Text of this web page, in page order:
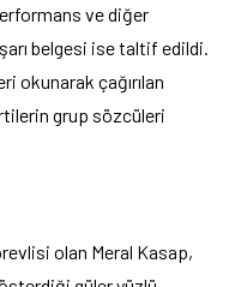
ve diğer
belgesi ise taltif edildi.
okunarak çağırılan
grup sözcüleri
olan Meral Kasap,